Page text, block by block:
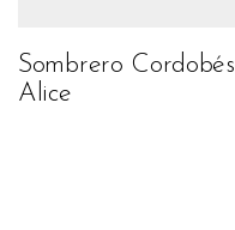
Sombrero Cordobés
Alice